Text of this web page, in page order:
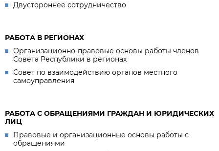
Двустороннее сотрудничество
РАБОТА В РЕГИОНАХ
Организационно-правовые основы работы членов
Совета Республики в регионах
Совет по взаимодействию органов местного
самоуправления
РАБОТА С ОБРАЩЕНИЯМИ ГРАЖДАН И ЮРИДИЧЕСКИХ
ЛИЦ
Правовые и организационные основы работы с
обращениями